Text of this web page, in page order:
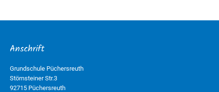
Anschrift
Grundschule Püchersreuth
Störnsteiner Str.3
92715 Püchersreuth